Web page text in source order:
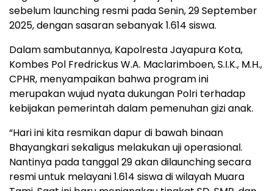
sebelum launching resmi pada Senin, 29 September
2025, dengan sasaran sebanyak 1.614 siswa.
Dalam sambutannya, Kapolresta Jayapura Kota,
Kombes Pol Fredrickus W.A. Maclarimboen, S.I.K., M.H.,
CPHR, menyampaikan bahwa program ini
merupakan wujud nyata dukungan Polri terhadap
kebijakan pemerintah dalam pemenuhan gizi anak.
“Hari ini kita resmikan dapur di bawah binaan
Bhayangkari sekaligus melakukan uji operasional.
Nantinya pada tanggal 29 akan dilaunching secara
resmi untuk melayani 1.614 siswa di wilayah Muara